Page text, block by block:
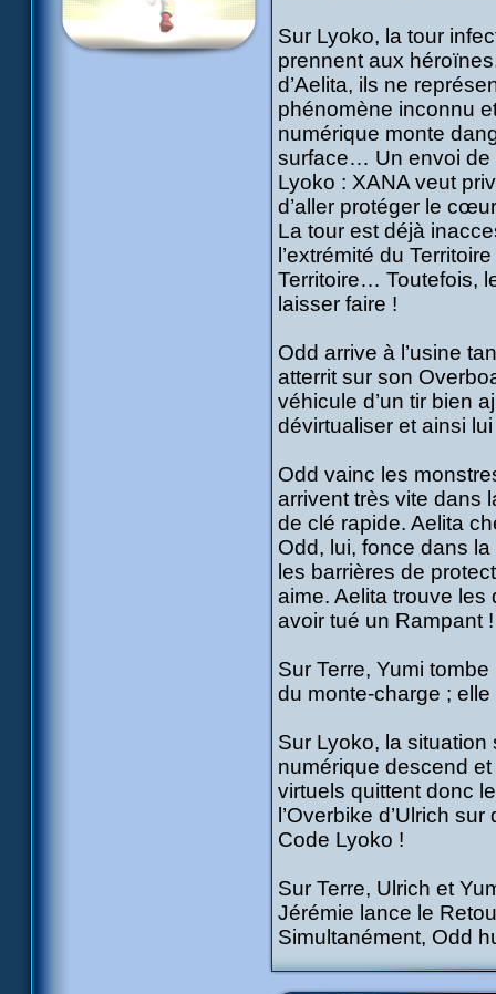
Sur Lyoko, la tour
prennent aux
d’Aelita, ils ne
phénomène inconnu
numérique monte
surface… Un envoi de
Lyoko : XANA veut
d’aller protéger le
La tour est déjà
l’extrémité du
Territoire… Toutefois,
laisser faire !
Odd arrive à l’usine
atterrit sur son
véhicule d’un tir bien
dévirtualiser et ainsi
Odd vainc les
arrivent très vite dans
de clé rapide. Aelita
Odd, lui, fonce dans
les barrières de
aime. Aelita trouve
avoir tué un Rampant !
Sur Terre, Yumi
du monte-charge ;
Sur Lyoko, la situation
numérique descend
virtuels quittent donc
l’Overbike d’Ulrich
Code Lyoko !
Sur Terre, Ulrich et
Jérémie lance le
Simultanément, Odd